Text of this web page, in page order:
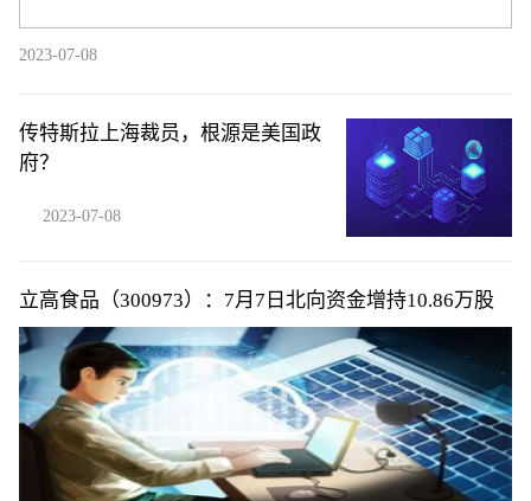
2023-07-08
传特斯拉上海裁员，根源是美国政
府？
2023-07-08
立高食品（300973）：7月7日北向资金增持10.86万股